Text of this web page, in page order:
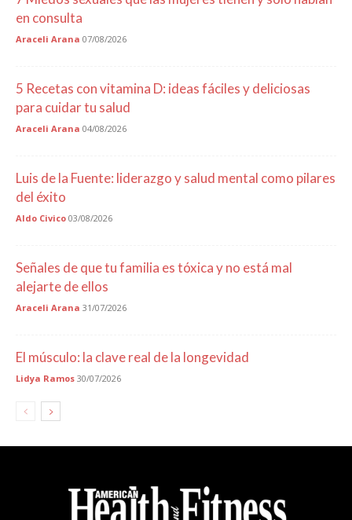
en consulta
Araceli Arana 07/08/2026
5 Recetas con vitamina D: ideas fáciles y deliciosas
para cuidar tu salud
Araceli Arana 04/08/2026
Luis de la Fuente: liderazgo y salud mental como pilares
del éxito
Aldo Civico 03/08/2026
Señales de que tu familia es tóxica y no está mal
alejarte de ellos
Araceli Arana 31/07/2026
El músculo: la clave real de la longevidad
Lidya Ramos 30/07/2026